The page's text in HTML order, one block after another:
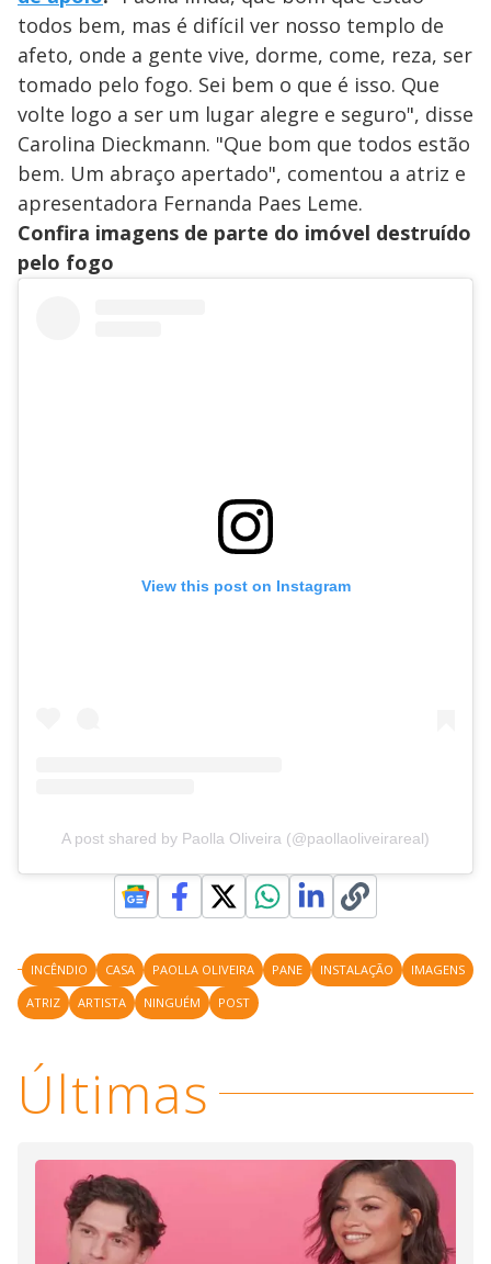
todos bem, mas é difícil ver nosso templo de
afeto, onde a gente vive, dorme, come, reza, ser
tomado pelo fogo. Sei bem o que é isso. Que
volte logo a ser um lugar alegre e seguro", disse
Carolina Dieckmann. "Que bom que todos estão
bem. Um abraço apertado", comentou a atriz e
apresentadora Fernanda Paes Leme.
Confira imagens de parte do imóvel destruído
pelo fogo
View this post on Instagram
A post shared by Paolla Oliveira (@paollaoliveirareal)
INCÊNDIO CASA PAOLLA OLIVEIRA PANE INSTALAÇÃO
IMAGENS
ATRIZ
ARTISTA NINGUÉM POST
Últimas